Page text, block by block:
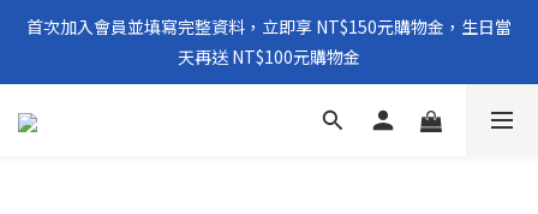
首次加入會員並填寫完整資料，立即享 NT$150元購物金，生日當
天再送 NT$100元購物金